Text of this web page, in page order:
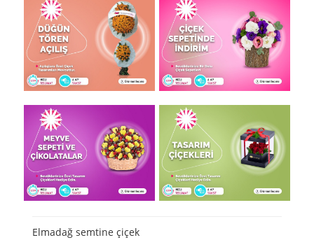
Elmadağ semtine çiçek